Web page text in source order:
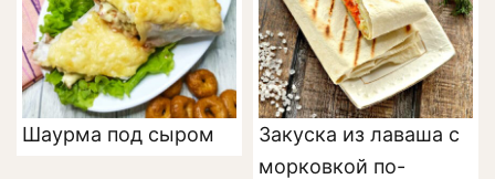
Шаурма под сыром
Закуска из лаваша с
морковкой по-